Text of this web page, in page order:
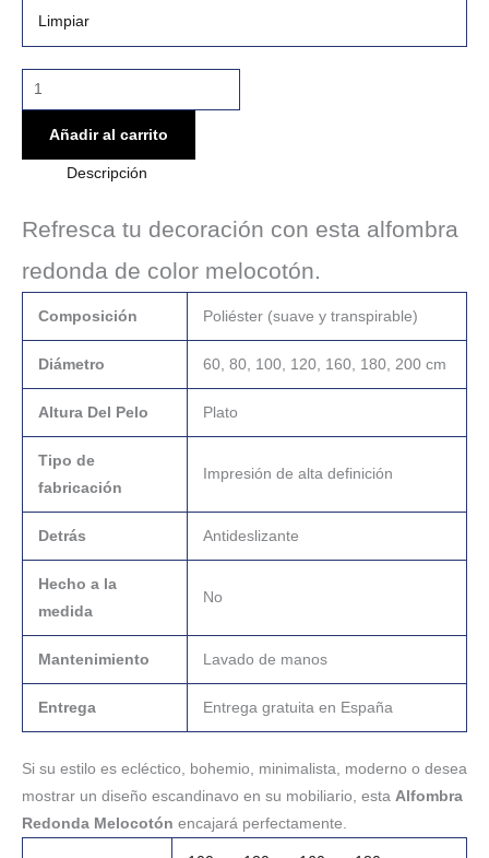
Limpiar
Añadir al carrito
Descripción
Refresca tu decoración con esta alfombra
redonda de color melocotón.
Composición Poliéster (suave y transpirable)
Diámetro 60, 80, 100, 120, 160, 180, 200 cm
Altura Del Pelo Plato
Tipo de
fabricación
Impresión de alta definición
Detrás Antideslizante
Hecho a la
medida
No
Mantenimiento Lavado de manos
Entrega Entrega gratuita en España
Si su estilo es ecléctico, bohemio, minimalista, moderno o desea
mostrar un diseño escandinavo en su mobiliario, esta Alfombra
Redonda Melocotón encajará perfectamente.